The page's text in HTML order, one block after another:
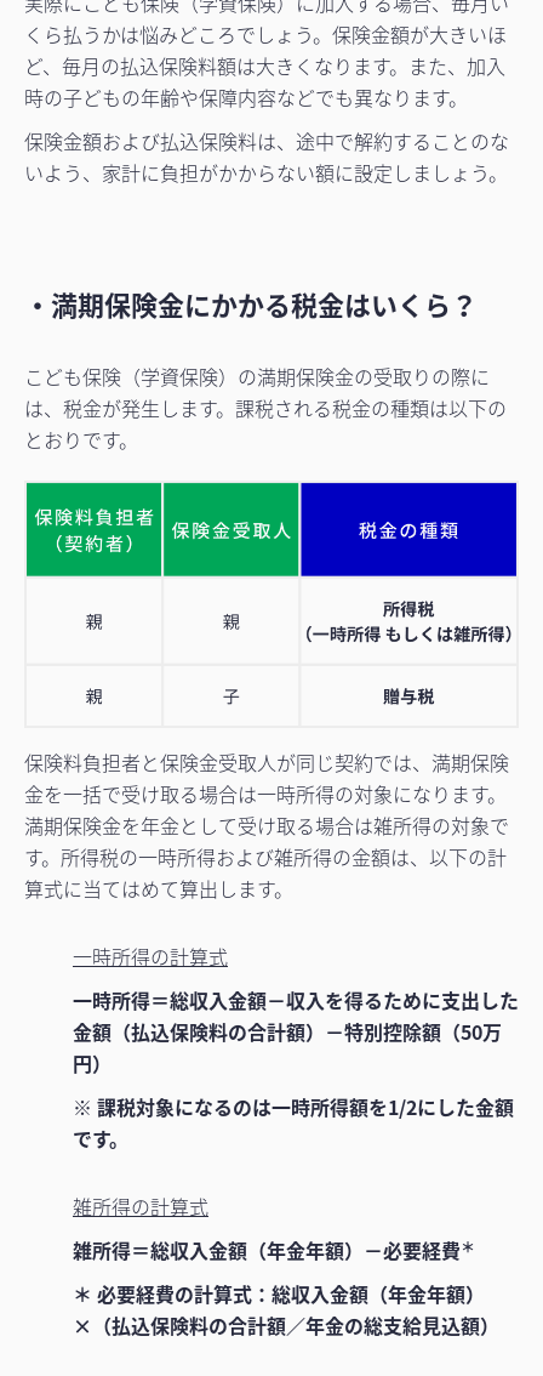
くら払うかは悩みどころでしょう。保険金額が大きいほ
ど、毎月の払込保険料額は大きくなります。また、加入
時の子どもの年齢や保障内容などでも異なります。
保険金額および払込保険料は、途中で解約することのな
いよう、家計に負担がかからない額に設定しましょう。
・満期保険金にかかる税金はいくら？
こども保険（学資保険）の満期保険金の受取りの際に
は、税金が発生します。課税される税金の種類は以下の
とおりです。
保険料負担者と保険金受取人が同じ契約では、満期保険
金を一括で受け取る場合は一時所得の対象になります。
満期保険金を年金として受け取る場合は雑所得の対象で
す。所得税の一時所得および雑所得の金額は、以下の計
算式に当てはめて算出します。
一時所得の計算式
一時所得＝総収入金額－収入を得るために支出した
金額（払込保険料の合計額）－特別控除額（50万
円）
※ 課税対象になるのは一時所得額を1/2にした金額
です。
雑所得の計算式
雑所得＝総収入金額（年金年額）－必要経費＊
＊ 必要経費の計算式：総収入金額（年金年額）
×（払込保険料の合計額／年金の総支給見込額）